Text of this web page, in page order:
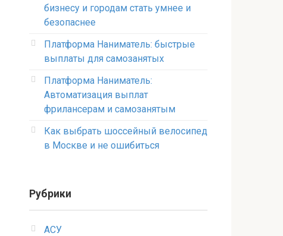
бизнесу и городам стать умнее и
безопаснее
Платформа Наниматель: быстрые
выплаты для самозанятых
Платформа Наниматель:
Автоматизация выплат
фрилансерам и самозанятым
Как выбрать шоссейный велосипед
в Москве и не ошибиться
Рубрики
АСУ